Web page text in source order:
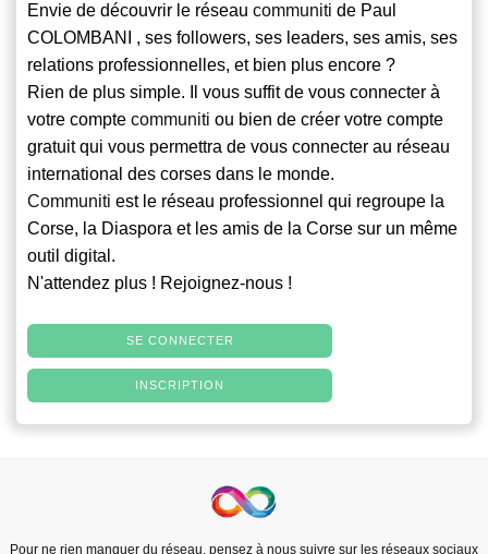
Envie de découvrir le réseau communiti de Paul
COLOMBANI , ses followers, ses leaders, ses amis, ses
relations professionnelles, et bien plus encore ?
Rien de plus simple. Il vous suffit de vous connecter à
votre compte communiti ou bien de créer votre compte
gratuit qui vous permettra de vous connecter au réseau
international des corses dans le monde.
Communiti est le réseau professionnel qui regroupe la
Corse, la Diaspora et les amis de la Corse sur un même
outil digital.
N'attendez plus ! Rejoignez-nous !
SE CONNECTER
INSCRIPTION
Pour ne rien manquer du réseau, pensez à nous suivre sur les réseaux sociaux